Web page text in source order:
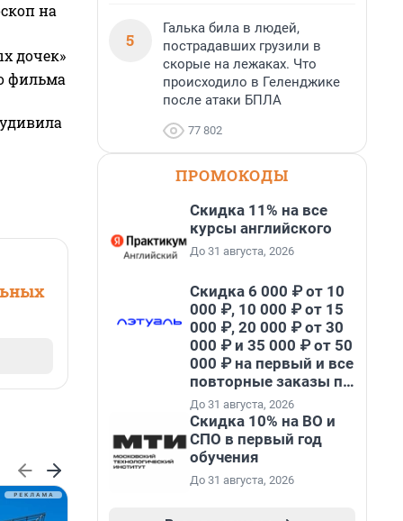
на
дочек»
фильма
5
Галька била в людей,
пострадавших грузили в
скорые на лежаках. Что
происходило в Геленджике
после атаки БПЛА
77 802
ПРОМОКОДЫ
Скидка 11% на все
курсы английского
До 31 августа, 2026
Скидка 6 000 ₽ от 10
000 ₽, 10 000 ₽ от 15
000 ₽, 20 000 ₽ от 30
000 ₽ и 35 000 ₽ от 50
000 ₽ на первый и все
повторные заказы по
промокоду НАБЕРИ
До 31 августа, 2026
Скидка 10% на ВО и
СПО в первый год
обучения
До 31 августа, 2026